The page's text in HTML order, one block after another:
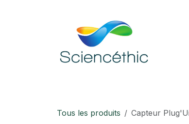
Tous les produits Capteur